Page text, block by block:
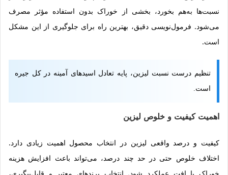
نسبت‌ها به‌هم بخورد، بخشی از خوراک بدون استفاده مؤثر مصرف
می‌شود. فرمول‌نویسی دقیق، بهترین راه برای جلوگیری از این مشکل
است.
تنظیم درست نسبت لیزین، پایه تعادل اسیدهای آمینه در کل جیره
است.
اهمیت کیفیت و خلوص لیزین
کیفیت و درصد واقعی لیزین در انتخاب محصول اهمیت زیادی دارد.
اختلاف خلوص حتی در حد چند درصد، می‌تواند باعث افزایش هزینه